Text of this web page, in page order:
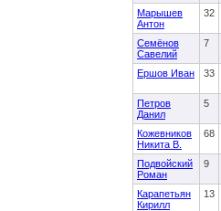
Марышев
Антон
32
Семёнов
Савелий
7
Ершов Иван 33
Петров
Данил
5
Кожевников
Никита В.
68
Подвойский
Роман
9
Карапетьян
Кирилл
13